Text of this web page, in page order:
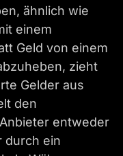
ähnlich wie
einem
Geld von einem
zieht
Gelder aus
den
entweder
durch ein